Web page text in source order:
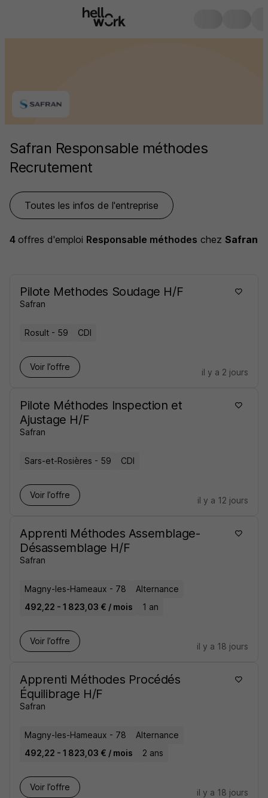
Safran Responsable méthodes
Recrutement
Toutes les infos de l'entreprise
4 offres d'emploi Responsable méthodes chez Safran
Pilote Methodes Soudage H/F
Safran
Rosult - 59 CDI
Voir l’offre
il y a 2 jours
Pilote Méthodes Inspection et
Ajustage H/F
Safran
Sars-et-Rosières - 59 CDI
Voir l’offre
il y a 12 jours
Apprenti Méthodes Assemblage-
Désassemblage H/F
Safran
Magny-les-Hameaux - 78
Alternance
492,22 - 1 823,03 € / mois
1 an
Voir l’offre
il y a 18 jours
Apprenti Méthodes Procédés
Équilibrage H/F
Safran
Magny-les-Hameaux - 78
Alternance
492,22 - 1 823,03 € / mois
2 ans
Voir l’offre
il y a 18 jours